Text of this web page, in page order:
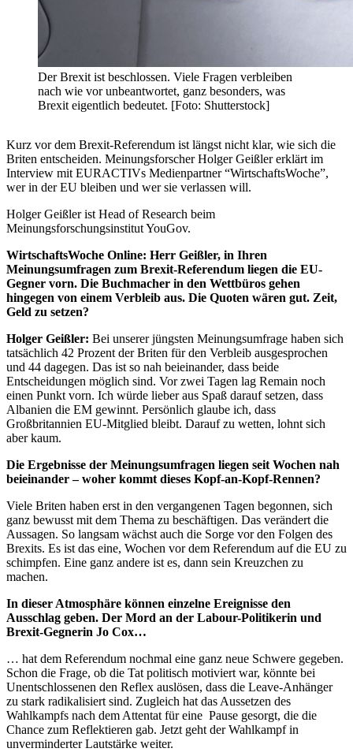
Der Brexit ist beschlossen. Viele Fragen verbleiben
nach wie vor unbeantwortet, ganz besonders, was
Brexit eigentlich bedeutet. [Foto: Shutterstock]
Kurz vor dem Brexit-Referendum ist längst nicht klar, wie sich die
Briten entscheiden. Meinungsforscher Holger Geißler erklärt im
Interview mit EURACTIVs Medienpartner “WirtschaftsWoche”,
wer in der EU bleiben und wer sie verlassen will.
Holger Geißler ist Head of Research beim
Meinungsforschungsinstitut YouGov.
WirtschaftsWoche Online: Herr Geißler, in Ihren
Meinungsumfragen zum Brexit-Referendum liegen die EU-
Gegner vorn. Die Buchmacher in den Wettbüros gehen
hingegen von einem Verbleib aus. Die Quoten wären gut. Zeit,
Geld zu setzen?
Holger Geißler: Bei unserer jüngsten Meinungsumfrage haben sich
tatsächlich 42 Prozent der Briten für den Verbleib ausgesprochen
und 44 dagegen. Das ist so nah beieinander, dass beide
Entscheidungen möglich sind. Vor zwei Tagen lag Remain noch
einen Punkt vorn. Ich würde lieber aus Spaß darauf setzen, dass
Albanien die EM gewinnt. Persönlich glaube ich, dass
Großbritannien EU-Mitglied bleibt. Darauf zu wetten, lohnt sich
aber kaum.
Die Ergebnisse der Meinungsumfragen liegen seit Wochen nah
beieinander – woher kommt dieses Kopf-an-Kopf-Rennen?
Viele Briten haben erst in den vergangenen Tagen begonnen, sich
ganz bewusst mit dem Thema zu beschäftigen. Das verändert die
Aussagen. So langsam wächst auch die Sorge vor den Folgen des
Brexits. Es ist das eine, Wochen vor dem Referendum auf die EU zu
schimpfen. Eine ganz andere ist es, dann sein Kreuzchen zu
machen.
In dieser Atmosphäre können einzelne Ereignisse den
Ausschlag geben. Der Mord an der Labour-Politikerin und
Brexit-Gegnerin Jo Cox…
… hat dem Referendum nochmal eine ganz neue Schwere gegeben.
Schon die Frage, ob die Tat politisch motiviert war, könnte bei
Unentschlossenen den Reflex auslösen, dass die Leave-Anhänger
zu stark radikalisiert sind. Zugleich hat das Aussetzen des
Wahlkampfs nach dem Attentat für eine Pause gesorgt, die die
Chance zum Reflektieren gab. Jetzt geht der Wahlkampf in
unverminderter Lautstärke weiter.